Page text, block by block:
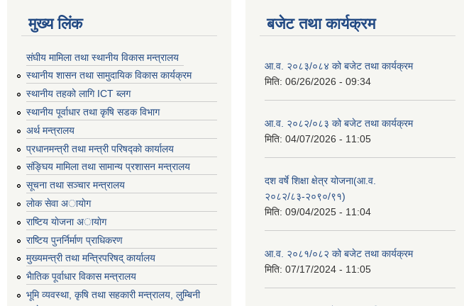
मुख्य लिंक
संघीय मामिला तथा स्थानीय विकास मन्त्रालय
स्थानीय शासन तथा सामुदायिक विकास कार्यक्रम
स्थानीय तहको लागि ICT ब्लग
स्थानीय पूर्वाधार तथा कृषि सडक विभाग
अर्थ मन्त्रालय
प्रधानमन्त्री तथा मन्त्री परिषद्काे कार्यालय
संङ्घिय मामिला तथा सामान्य प्रशासन मन्त्रालय
सूचना तथा सञ्चार मन्त्रालय
लाेक सेवा अायाेग
राष्टिय याेजना अायाेग
राष्टिय पुनर्निर्माण प्राधिकरण
मुख्यमन्त्री तथा मन्त्रिपरिषद् कार्यालय
भैातिक पूर्वाधार विकास मन्त्रालय
भूमि व्यवस्था, कृषि तथा सहकारी मन्त्रालय, लु्म्बिनी
बजेट तथा कार्यक्रम
आ.व. २०८३/०८४ को बजेट तथा कार्यक्रम
मिति: 06/26/2026 - 09:34
आ.व. २०८२/०८३ को बजेट तथा कार्यक्रम
मिति: 04/07/2026 - 11:05
दश वर्षे शिक्षा क्षेत्र योजना(आ.व.
२०८२/८३-२०९०/९१)
मिति: 09/04/2025 - 11:04
आ.व. २०८१/०८२ को बजेट तथा कार्यक्रम
मिति: 07/17/2024 - 11:05